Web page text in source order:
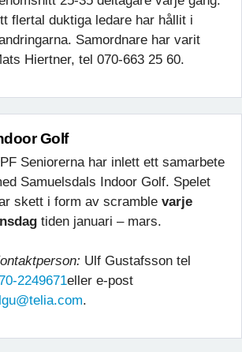
flertal duktiga ledare har hållit i
Samordnare har varit
Hiertner, tel 070-663 25 60.
Golf
Seniorerna har inlett ett samarbete
Samuelsdals Indoor Golf. Spelet
skett i form av scramble varje
tiden januari – mars.
Ulf Gustafsson tel
2249671eller e-post
.